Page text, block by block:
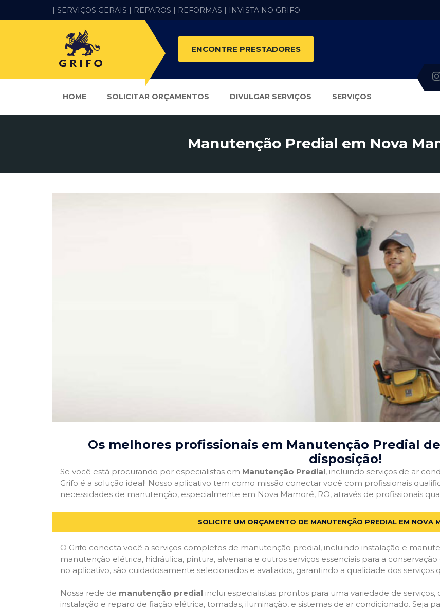
| SERVIÇOS GERAIS | REPAROS | REFORMAS | INVISTA NO GRIFO
ENCONTRE PRESTADORES
HOME SOLICITAR ORÇAMENTOS DIVULGAR SERVIÇOS SERVIÇOS
Manutenção Predial em Nova
Os melhores profissionais em Manutenção Predial
disposição!
Se você está procurando por especialistas em Manutenção Predial, incluindo serviços de ar
Grifo é a solução ideal! Nosso aplicativo tem como missão conectar você com profissionais
necessidades de manutenção, especialmente em Nova Mamoré, RO, através de profissionais
SOLICITE UM ORÇAMENTO DE MANUTENÇÃO PREDIAL EM NOVA
O Grifo conecta você a serviços completos de manutenção predial, incluindo instalação e
manutenção elétrica, hidráulica, pintura, alvenaria e outros serviços essenciais para a
no aplicativo, são cuidadosamente selecionados e avaliados, garantindo a qualidade dos serviços
Nossa rede de manutenção predial inclui especialistas prontos para uma variedade de
instalação e reparo de fiação elétrica, tomadas, iluminação, e sistemas de ar condicionado. Seja